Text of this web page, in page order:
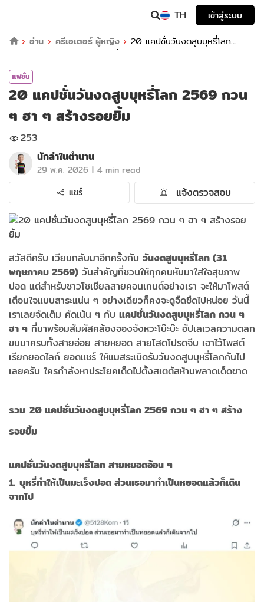
TH
เข้าสู่ระบบ
อ่าน
ครีเอเตอร์ ผู้หญิง
20 แคปชั่นวันงดสูบบุหรี่โลก
2569 กวน ๆ ฮา ๆ สร้างรอยยิ้ม
แฟชั่น
20 แคปชั่นวันงดสูบบุหรี่โลก 2569 กวน
ๆ ฮา ๆ สร้างรอยยิ้ม
253
นักล่าในตำนาน
29 พ.ค. 2026 | 4 min read
แชร์
แจ้งตรวจสอบ
สวัสดีครับ เวียนกลับมาอีกครั้งกับ วันงดสูบบุหรี่โลก (31
พฤษภาคม 2569) วันสำคัญที่ชวนให้ทุกคนหันมาใส่ใจสุขภาพ
ปอด แต่สำหรับชาวโซเชียลสายคอนเทนต์อย่างเรา จะให้มาโพสต์
เตือนใจแบบสาระแน่น ๆ อย่างเดียวก็คงจะดูจืดชืดไปหน่อย วันนี้
เราเลยจัดเต็ม คัดเน้น ๆ กับ แคปชั่นวันงดสูบบุหรี่โลก กวน ๆ
ฮา ๆ ที่มาพร้อมสัมผัสคล้องจองจังหวะโบ๊ะบ๊ะ อัปเลเวลความตลก
ขนมาครบทั้งสายอ่อย สายหยอด สายโสดโปรดจีบ เอาไว้โพสต์
เรียกยอดไลก์ ยอดแชร์ ให้แมสระเบิดรับวันงดสูบบุหรี่โลกกันไป
เลยครับ ใครกำลังหาประโยคเด็ดไปตั้งสเตตัสห้ามพลาดเด็ดขาด
รวม 20 แคปชั่นวันงดสูบบุหรี่โลก 2569 กวน ๆ ฮา ๆ สร้าง
รอยยิ้ม
แคปชั่นวันงดสูบบุหรี่โลก สายหยอดอ้อน ๆ
1. บุหรี่ทำให้เป็นมะเร็งปอด ส่วนเธอมาทำเป็นหยอดแล้วก็เดิน
จากไป